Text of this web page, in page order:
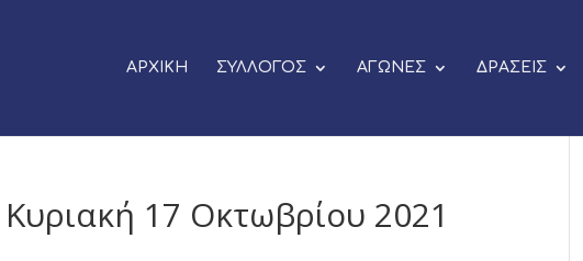
ΑΡΧΙΚΗ ΣΥΛΛΟΓΟΣ ΑΓΩΝΕΣ ΔΡΑΣΕΙΣ
17 Οκτωβρίου 2021